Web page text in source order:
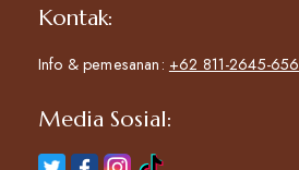
Kontak:
Info & pemesanan: +62 811-2645-656
Media Sosial: